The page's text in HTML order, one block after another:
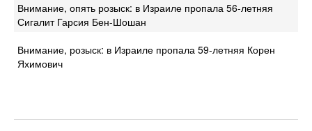
Внимание, опять розыск: в Израиле пропала 56-летняя
Сигалит Гарсия Бен-Шошан
Внимание, розыск: в Израиле пропала 59-летняя Корен
Яхимович